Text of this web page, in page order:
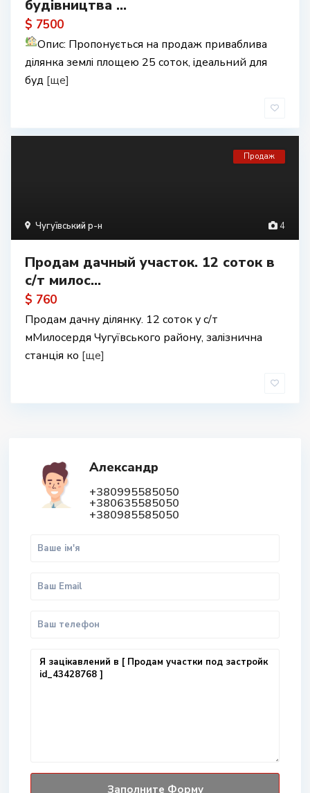
будівництва ...
$ 7500
Опис: Пропонується на продаж приваблива
ділянка землі площею 25 соток, ідеальний для
буд [ще]
4
Чугуївський р-н
Продаж
Продам дачный участок. 12 соток в
с/т милос...
$ 760
Продам дачну ділянку. 12 соток у с/т
мМилосердя Чугуївського району, залізнична
станція ко [ще]
Александр
+380995585050
+380635585050
+380985585050